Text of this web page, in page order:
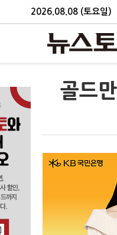
2026.08.08 (토요일)
골드